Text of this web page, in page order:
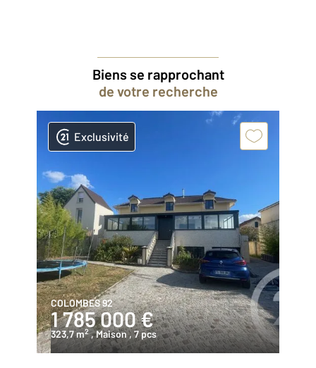
Biens se rapprochant
de votre recherche
Exclusivité
COLOMBES 92
1 785 000 €
323,7 m2 , Maison, 7 pcs